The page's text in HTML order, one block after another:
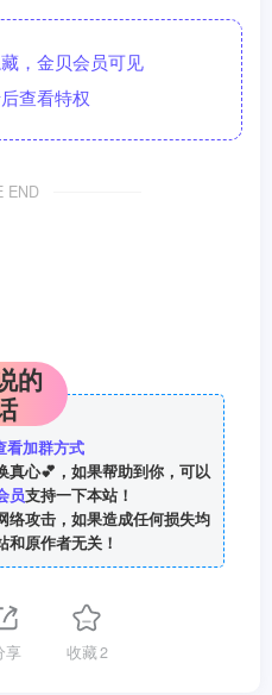
，金贝会员可见
查看特权
END
的
看加群方式
心💕，如果帮助到你，可以
员支持一下本站！
络攻击，如果造成任何损失均
和原作者无关！
享 收藏2